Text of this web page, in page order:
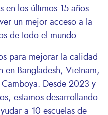
en los últimos 15 años.
un mejor acceso a la
de todo el mundo.
para mejorar la calidad
en Bangladesh, Vietnam,
Desde 2023 y
estamos desarrollando
a 10 escuelas de